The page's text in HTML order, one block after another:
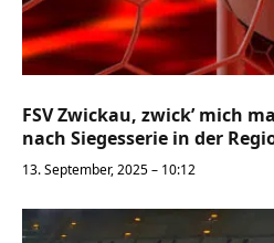
FSV Zwickau, zwick’ mich
nach Siegesserie in der
13. September, 2025 – 10:12